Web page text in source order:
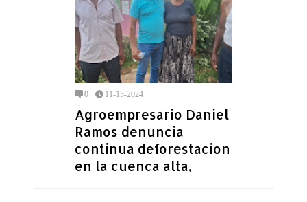
0 11-13-2024
Agroempresario Daniel
Ramos denuncia
continua deforestacion
en la cuenca alta,